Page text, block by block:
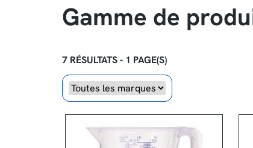
Gamme de
7 RÉSULTATS - 1 PAGE(S)
Marque